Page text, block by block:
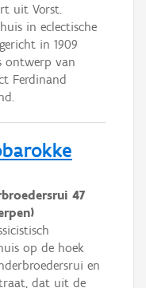
uit Vorst.
in eclectische
in 1909
ontwerp van
Ferdinand
47
op de hoek
en
dat uit de